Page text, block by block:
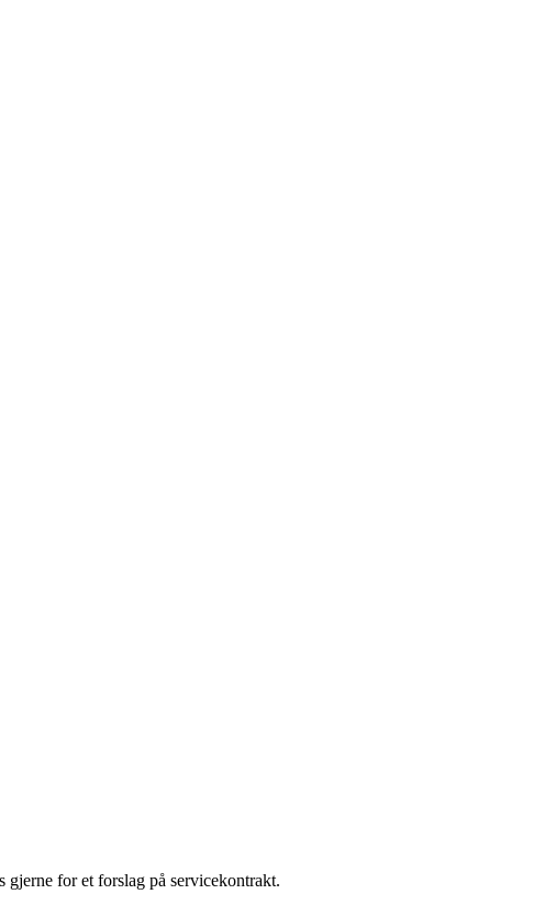
for et forslag på servicekontrakt.